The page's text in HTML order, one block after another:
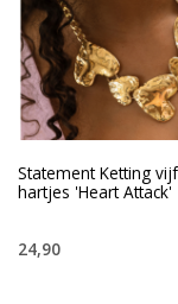
Statement Ketting vijf
hartjes 'Heart Attack'
24,90